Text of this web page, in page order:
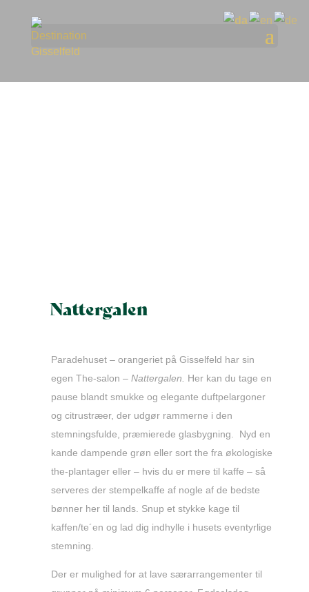
Spisesteder
Nattergalen
Paradehuset – orangeriet på Gisselfeld har sin
egen The-salon – Nattergalen. Her kan du tage en
pause blandt smukke og elegante duftpelargoner
og citrustræer, der udgør rammerne i den
stemningsfulde, præmierede glasbygning. Nyd en
kande dampende grøn eller sort the fra økologiske
the-plantager eller – hvis du er mere til kaffe – så
serveres der stempelkaffe af nogle af de bedste
bønner her til lands. Snup et stykke kage til
kaffen/te´en og lad dig indhylle i husets eventyrlige
stemning.
Der er mulighed for at lave særarrangementer til